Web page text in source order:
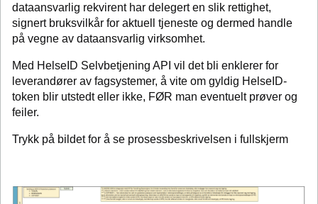
dataansvarlig rekvirent har delegert en slik rettighet,
signert bruksvilkår for aktuell tjeneste og dermed handle
på vegne av dataansvarlig virksomhet.
Med HelseID Selvbetjening API vil det bli enklerer for
leverandører av fagsystemer, å vite om gyldig HelseID-
token blir utstedt eller ikke, FØR man eventuelt prøver og
feiler.
Trykk på bildet for å se prosessbeskrivelsen i fullskjerm